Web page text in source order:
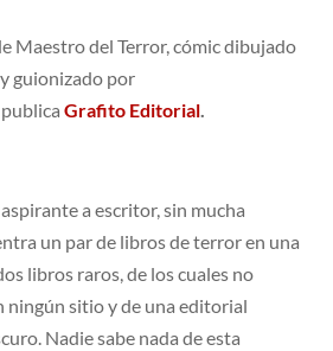
Maestro del Terror, cómic dibujado
y guionizado por
Grafito Editorial.
a escritor, sin mucha
un par de libros de terror en una
libros raros, de los cuales no
ningún sitio y de una editorial
Nadie sabe nada de esta